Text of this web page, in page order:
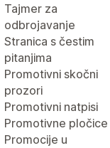
Tajmer za
odbrojavanje
Stranica s čestim
pitanjima
Promotivni skočni
prozori
Promotivni natpisi
Promotivne pločice
Promocije u